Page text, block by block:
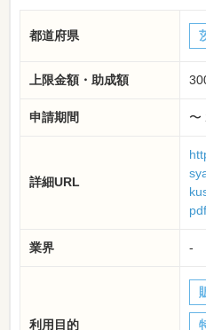
都道府県
上限金額・助成額
申請期間 〜
詳細URL
pdf
業界 -
利用目的